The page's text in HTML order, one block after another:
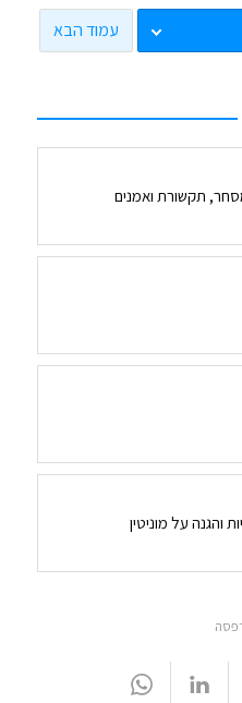
עמוד הבא
מסחר, תקשורת ואמנים